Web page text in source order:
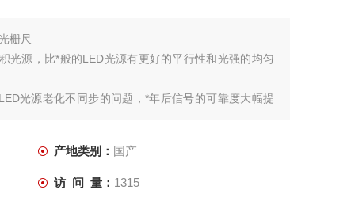
栅尺
光源，比*般的LED光源有更好的平行性和光强的均匀
光源老化不同步的问题，*年后信号的可靠度大幅提
产地类别： 国产
访 问 量： 1315